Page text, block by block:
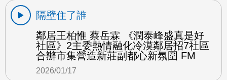
隔壁住了誰
鄰居王柏惟 蔡岳霖 《潤泰峰盛真是好
社區》2主委熱情融化冷漠鄰居招7社區
合辦市集營造新莊副都心新氛圍 FM
2026/01/17